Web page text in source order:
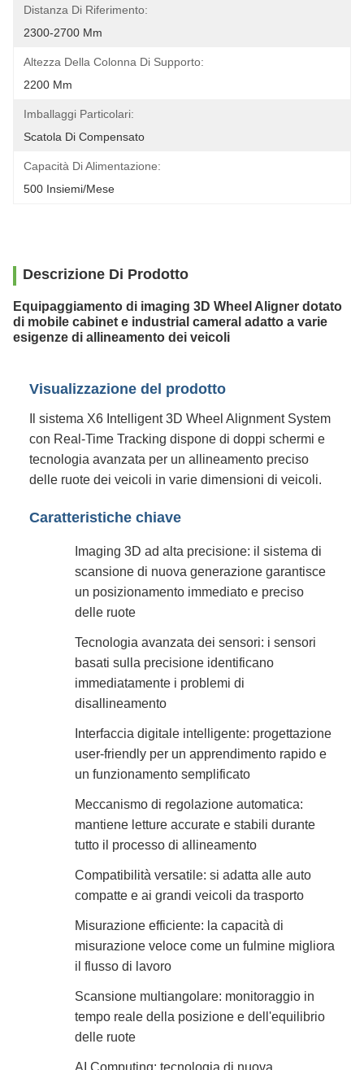
Distanza Di Riferimento:
2300-2700 Mm
Altezza Della Colonna Di Supporto:
2200 Mm
Imballaggi Particolari:
Scatola Di Compensato
Capacità Di Alimentazione:
500 Insiemi/mese
Descrizione Di Prodotto
Equipaggiamento di imaging 3D Wheel Aligner dotato
di mobile cabinet e industrial cameral adatto a varie
esigenze di allineamento dei veicoli
Visualizzazione del prodotto
Il sistema X6 Intelligent 3D Wheel Alignment System
con Real-Time Tracking dispone di doppi schermi e
tecnologia avanzata per un allineamento preciso
delle ruote dei veicoli in varie dimensioni di veicoli.
Caratteristiche chiave
Imaging 3D ad alta precisione: il sistema di
scansione di nuova generazione garantisce
un posizionamento immediato e preciso
delle ruote
Tecnologia avanzata dei sensori: i sensori
basati sulla precisione identificano
immediatamente i problemi di
disallineamento
Interfaccia digitale intelligente: progettazione
user-friendly per un apprendimento rapido e
un funzionamento semplificato
Meccanismo di regolazione automatica:
mantiene letture accurate e stabili durante
tutto il processo di allineamento
Compatibilità versatile: si adatta alle auto
compatte e ai grandi veicoli da trasporto
Misurazione efficiente: la capacità di
misurazione veloce come un fulmine migliora
il flusso di lavoro
Scansione multiangolare: monitoraggio in
tempo reale della posizione e dell'equilibrio
delle ruote
AI Computing: tecnologia di nuova